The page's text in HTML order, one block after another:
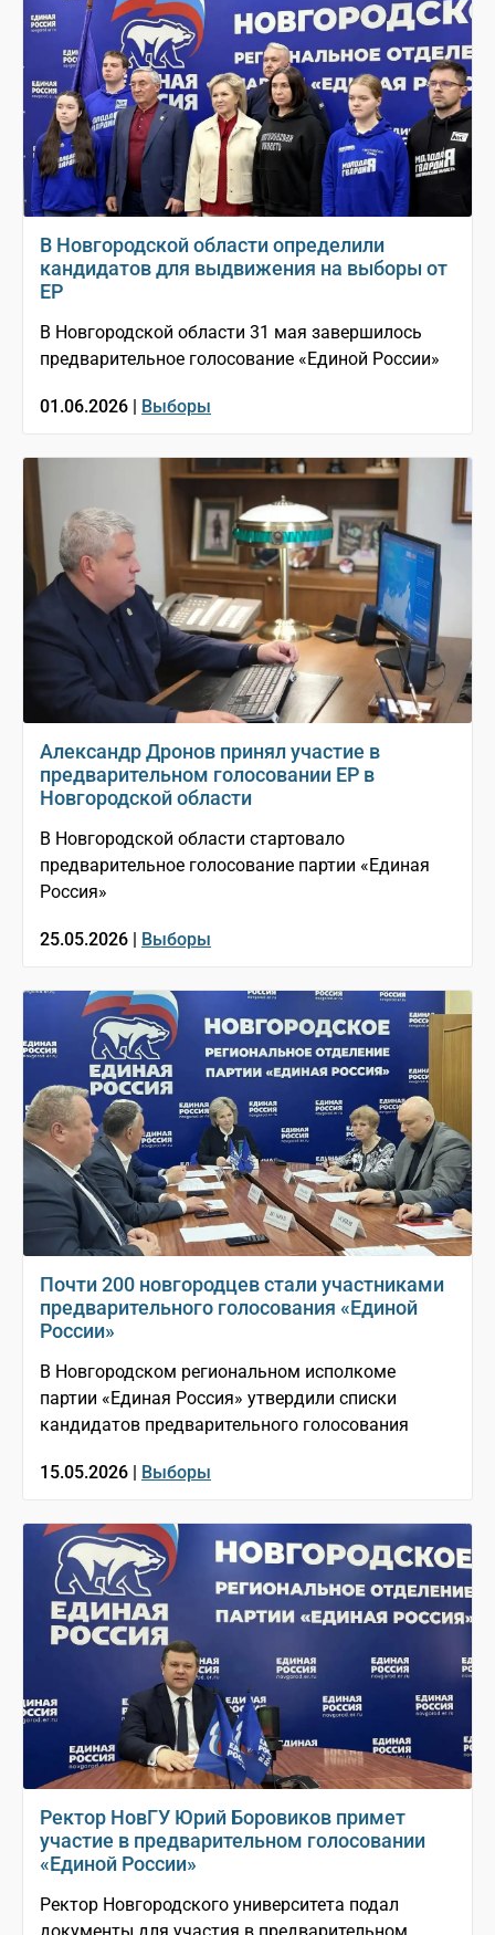
В Новгородской области определили
кандидатов для выдвижения на выборы от
ЕР
В Новгородской области 31 мая завершилось
предварительное голосование «Единой России»
01.06.2026 | Выборы
Александр Дронов принял участие в
предварительном голосовании ЕР в
Новгородской области
В Новгородской области стартовало
предварительное голосование партии «Единая
Россия»
25.05.2026 | Выборы
Почти 200 новгородцев стали участниками
предварительного голосования «Единой
России»
В Новгородском региональном исполкоме
партии «Единая Россия» утвердили списки
кандидатов предварительного голосования
15.05.2026 | Выборы
Ректор НовГУ Юрий Боровиков примет
участие в предварительном голосовании
«Единой России»
Ректор Новгородского университета подал